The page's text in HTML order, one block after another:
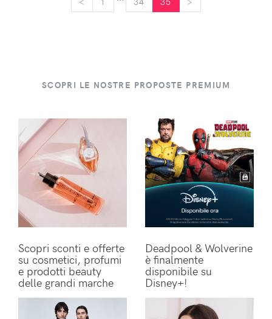
SCOPRI LE NOSTRE PROPOSTE PREMIUM
Scopri sconti e offerte
su cosmetici, profumi
e prodotti beauty
delle grandi marche
Deadpool & Wolverine
è finalmente
disponibile su
Disney+!